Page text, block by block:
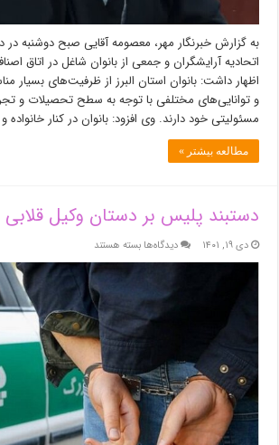
به گزارش خبرنگار مهر، معصومه آقایی صبح دوشنبه در
اتحادیه آرایشگران و جمعی از بانوان شاغل در اتاق
اظهار داشت: بانوان استان البرز از ظرفیت‌های بسیار
و توانایی‌های مختلفی با توجه به سطح تحصیلات و
مسئولیتی خود دارند. وی افزود: بانوان در کنار خانواده
مطالعه بیشتر »
دستبند پلیس بر دستان وکیل
دی ۱۹, ۱۴۰۱ دیدگاه‌هابرای
دستبند
پلیس
دستان
وکیل
قلابی
کرج
بسته هستند